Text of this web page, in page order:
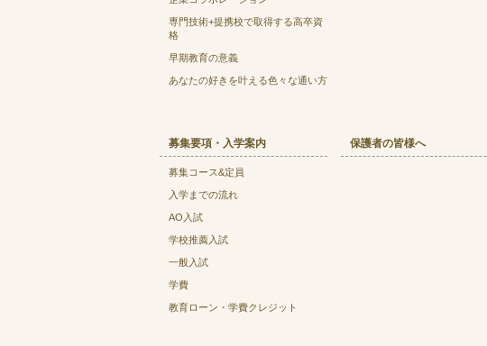
専門技術+提携校で取得する高卒資
格
早期教育の意義
あなたの好きを叶える⾊々な通い⽅
募集要項・入学案内
募集コース&定員
入学までの流れ
AO入試
学校推薦入試
一般入試
学費
教育ローン・学費クレジット
保護者の皆様へ